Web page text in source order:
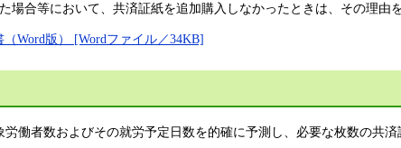
合等において、共済証紙を追加購入しなかったときは、その理由
Word版） [Wordファイル／34KB]
働者数およびその就労予定日数を的確に予測し、必要な枚数の共